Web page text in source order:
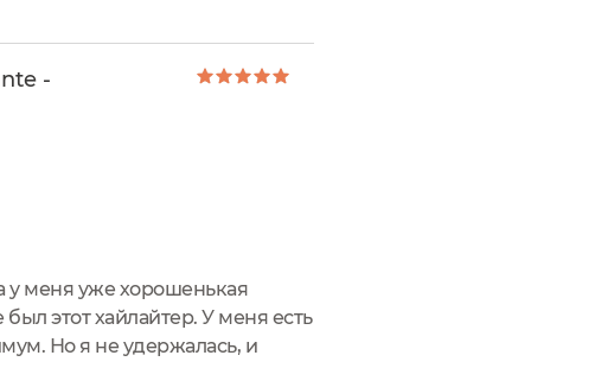
-
у меня уже хорошенькая
этот хайлайтер. У меня есть
Но я не удержалась, и